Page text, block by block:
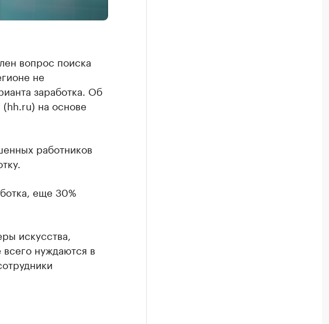
вопрос поиска
не
заработка. Об
на основе
работников
еще 30%
искусства,
нуждаются в